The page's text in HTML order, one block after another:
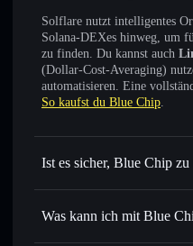
Solflare nutzt intelligentes
Solana-DEXes hinweg, um
zu finden. Du kannst auch
(Dollar-Cost-Averaging)
automatisieren. Eine
So kaufst du Blue Chip.
Ist es sicher, Blue Chip zu
Blue Chip
Was kann ich mit Blue
Blue Chip